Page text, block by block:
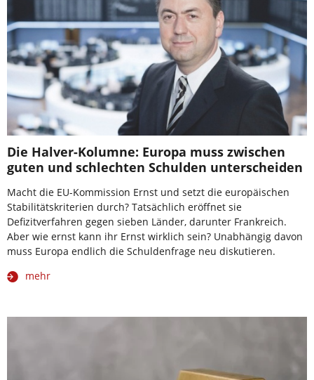
Die Halver-Kolumne: Europa muss zwischen
guten und schlechten Schulden unterscheiden
Macht die EU-Kommission Ernst und setzt die europäischen
Stabilitätskriterien durch? Tatsächlich eröffnet sie
Defizitverfahren gegen sieben Länder, darunter Frankreich.
Aber wie ernst kann ihr Ernst wirklich sein? Unabhängig davon
muss Europa endlich die Schuldenfrage neu diskutieren.
mehr